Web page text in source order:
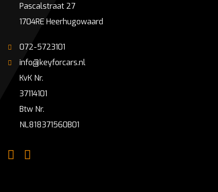
Pascalstraat 27
1704RE Heerhugowaard
072-5723101
info@keyforcars.nl
KvK Nr.
37114101
Btw Nr.
NL818371560B01